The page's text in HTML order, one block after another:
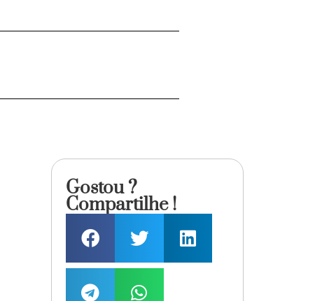
Gostou ?
Compartilhe !